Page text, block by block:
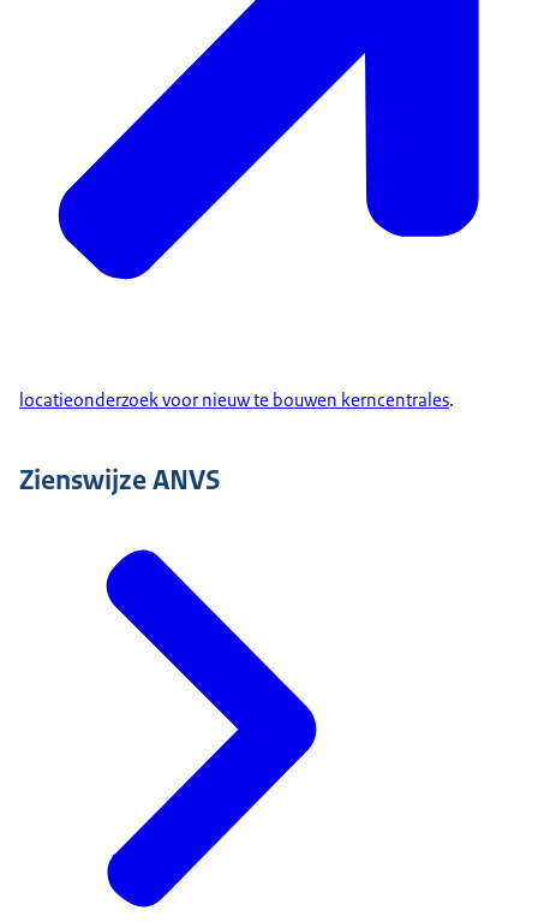
locatieonderzoek voor nieuw te bouwen kerncentrales.
Zienswijze ANVS